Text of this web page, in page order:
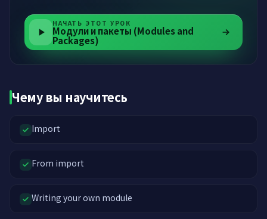
НАЧАТЬ ЭТОТ УРОК
Модули и пакеты (Modules and
Packages)
Чему вы научитесь
Import
From import
Writing your own module